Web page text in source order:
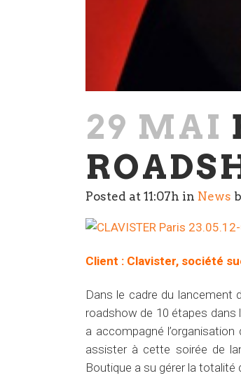
29 MAI
Posted at 11:07h in News
Client : Clavister, société
Dans le cadre du lancement
roadshow de 10 étapes dans
a accompagné
assister à cette soirée de
Boutique a su gérer la